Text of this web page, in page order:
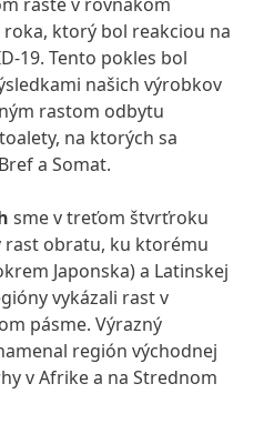
ktorý bol reakciou na
19. Tento pokles bol
našich výrobkov
rastom odbytu
na ktorých sa
a Somat.
sme v treťom štvrťroku
rast obratu, ku ktorému
Japonska) a Latinskej
vykázali rast v
pásme. Výrazný
región východnej
v Afrike a na Strednom